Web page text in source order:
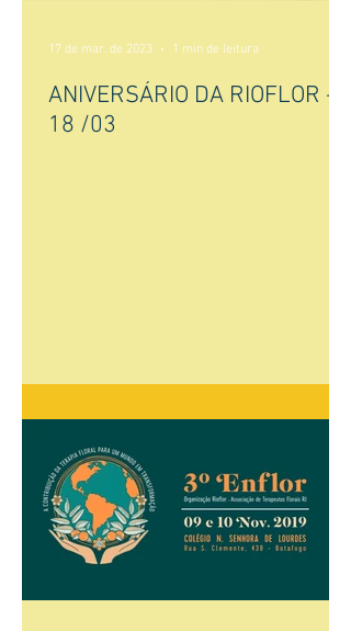
ANIVERSÁRIO DA RIOFLOR -
18 /03
17 de mar. de 2023 1 min de leitura